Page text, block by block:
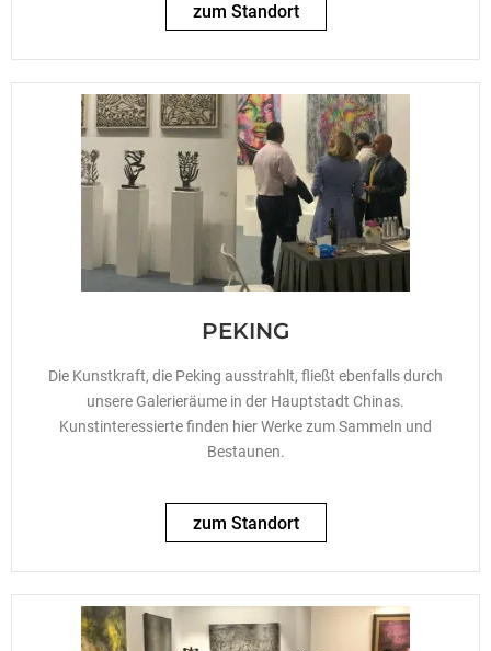
zum Standort
PEKING
Die Kunstkraft, die Peking ausstrahlt, fließt ebenfalls durch
unsere Galerieräume in der Hauptstadt Chinas.
Kunstinteressierte finden hier Werke zum Sammeln und
Bestaunen.
zum Standort